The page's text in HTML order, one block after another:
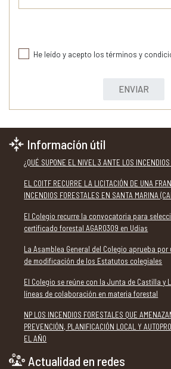
He leído y acepto los términos y
ENVIAR
Información útil
¿QUÉ SUPONE EL NIVEL 3 ANTE LOS
EL COITF RECURRE LA LICITACIÓN DE UNA
INCENDIOS FORESTALES EN SANTA MARINA
El Colegio recurre la convocatoria para
certificado forestal AGAR0309 en Udías
La Asamblea General del Colegio aprueba
de modificación de los Estatutos colegiales
El Colegio se reúne con la Junta de Castilla y
líneas de colaboración en materia forestal
NP LOS INCENDIOS FORESTALES QUE
PREVENCIÓN, PLANIFICACIÓN LOCAL Y
EL AÑO
Actualidad en redes